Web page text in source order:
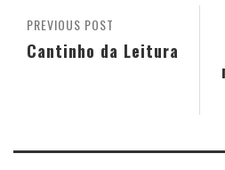
PREVIOUS POST
Cantinho da Leitura